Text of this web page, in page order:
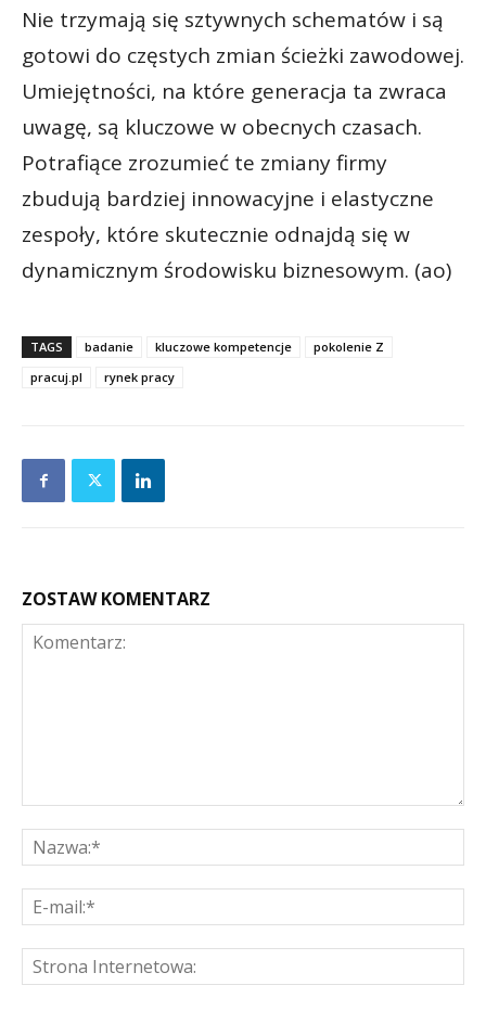
Nie trzymają się sztywnych schematów i są
gotowi do częstych zmian ścieżki zawodowej.
Umiejętności, na które generacja ta zwraca
uwagę, są kluczowe w obecnych czasach.
Potrafiące zrozumieć te zmiany firmy
zbudują bardziej innowacyjne i elastyczne
zespoły, które skutecznie odnajdą się w
dynamicznym środowisku biznesowym. (ao)
TAGS badanie kluczowe kompetencje
pokolenie Z
pracuj.pl
rynek pracy
ZOSTAW KOMENTARZ